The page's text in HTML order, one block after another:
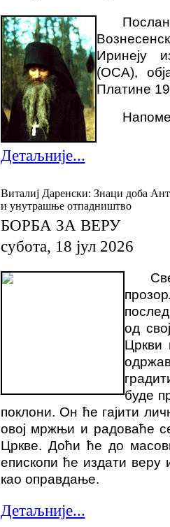
Иринеју
(OCA),
Платине
Детаљније...
Виталиј Даренски: Знаци доба
и унутрашње отпадништво
БОРБА ЗА ВЕРУ
субота, 18 јул 2026
од
Цркви
буде
поклони. Он ће гајити
овој мржњи и радоваће
Цркве. Доћи ће до
епископи ће издати веру
као оправдање.
Детаљније...